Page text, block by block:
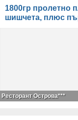
1800гр пролетно
шишчета, плюс
Ресторант Острова***